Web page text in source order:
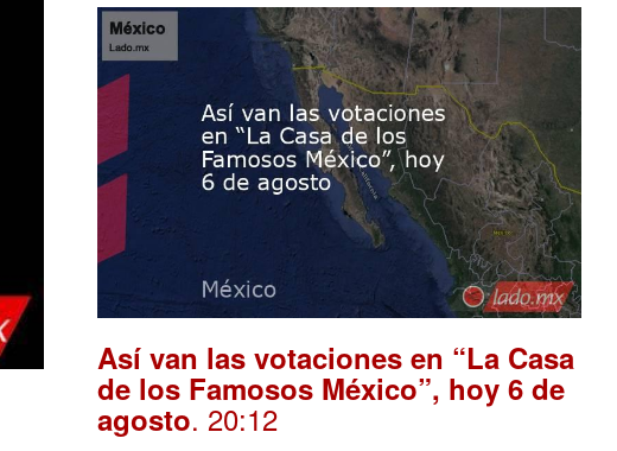
Así van las votaciones en “La Casa
de los Famosos México”, hoy 6 de
agosto. 20:12